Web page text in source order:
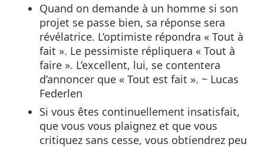
Quand on demande à un homme si son
projet se passe bien, sa réponse sera
révélatrice. L’optimiste répondra « Tout à
fait ». Le pessimiste répliquera « Tout à
faire ». L’excellent, lui, se contentera
d’annoncer que « Tout est fait ». ~ Lucas
Federlen
Si vous êtes continuellement insatisfait,
que vous vous plaignez et que vous
critiquez sans cesse, vous obtiendrez peu